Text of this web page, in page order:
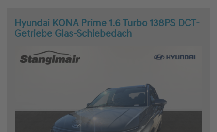
Hyundai KONA Prime 1.6 Turbo 138PS DCT-
Getriebe Glas-Schiebedach